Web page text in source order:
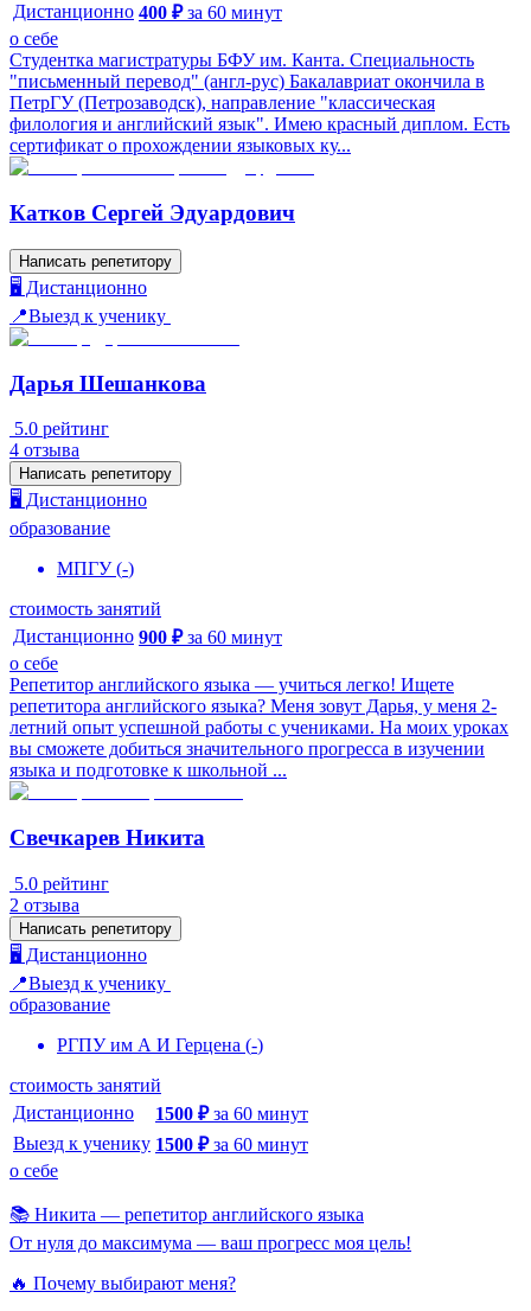
Дистанционно 400 ₽ за 60 минут
о себе
Студентка магистратуры БФУ им. Канта. Специальность
"письменный перевод" (англ-рус) Бакалавриат окончила в
ПетрГУ (Петрозаводск), направление "классическая
филология и английский язык". Имею красный диплом. Есть
сертификат о прохождении языковых ку...
Катков Сергей Эдуардович
Написать репетитору
🖥️ Дистанционно
📍Выезд к ученику
Дарья Шешанкова
5.0 рейтинг
4 отзыва
Написать репетитору
🖥️ Дистанционно
образование
МПГУ(-)
стоимость занятий
Дистанционно 900 ₽ за 60 минут
о себе
Репетитор английского языка — учиться легко! Ищете
репетитора английского языка? Меня зовут Дарья, у меня 2-
летний опыт успешной работы с учениками. На моих уроках
вы сможете добиться значительного прогресса в изучении
языка и подготовке к школьной ...
Свечкарев Никита
5.0 рейтинг
2 отзыва
Написать репетитору
🖥️ Дистанционно
📍Выезд к ученику
образование
РГПУ им А И Герцена (-)
стоимость занятий
Дистанционно
1500 ₽ за 60 минут
Выезд к ученику 1500 ₽ за 60 минут
о себе
📚 Никита — репетитор английского языка
От нуля до максимума — ваш прогресс моя цель!
🔥 Почему выбирают меня?